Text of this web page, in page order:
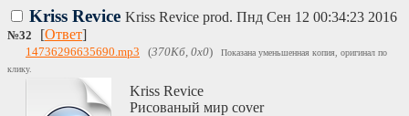
Kriss Revice Kriss Revice prod. Пнд Сен 12 00:34:23 2016
№32 [Ответ]
14736296635690.mp3 (370Кб, 0x0)
Показана уменьшенная копия, оригинал по
клику.
Kriss Revice
Рисованый мир cover